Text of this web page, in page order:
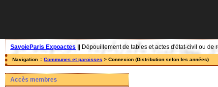
SavoieParis Expoactes Dépouillement de tables et actes d'état-civil ou de
Navigation :: Communes et paroisses > Connexion (Distribution selon les années)
Accès membres